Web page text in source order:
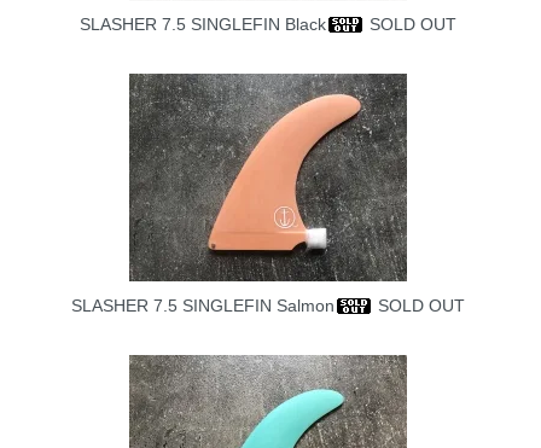
SLASHER 7.5 SINGLEFIN Black SOLD OUT
SLASHER 7.5 SINGLEFIN Salmon SOLD OUT